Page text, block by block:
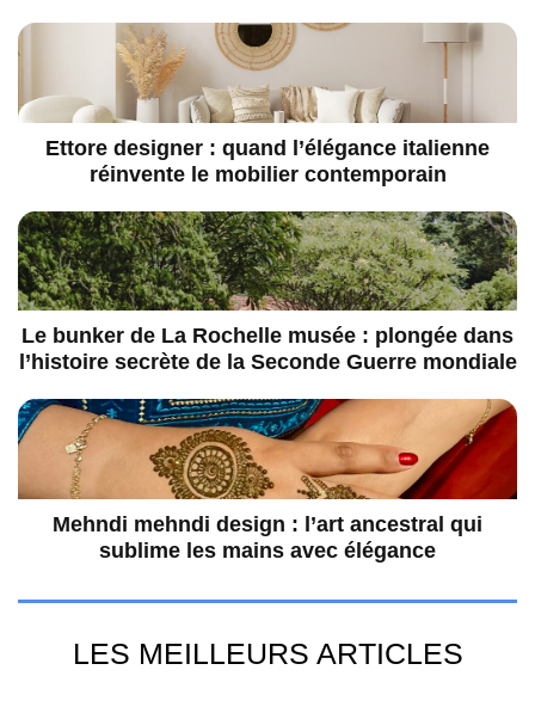
Ettore designer : quand l’élégance italienne
réinvente le mobilier contemporain
Le bunker de La Rochelle musée : plongée dans
l’histoire secrète de la Seconde Guerre mondiale
Mehndi mehndi design : l’art ancestral qui
sublime les mains avec élégance
LES MEILLEURS ARTICLES